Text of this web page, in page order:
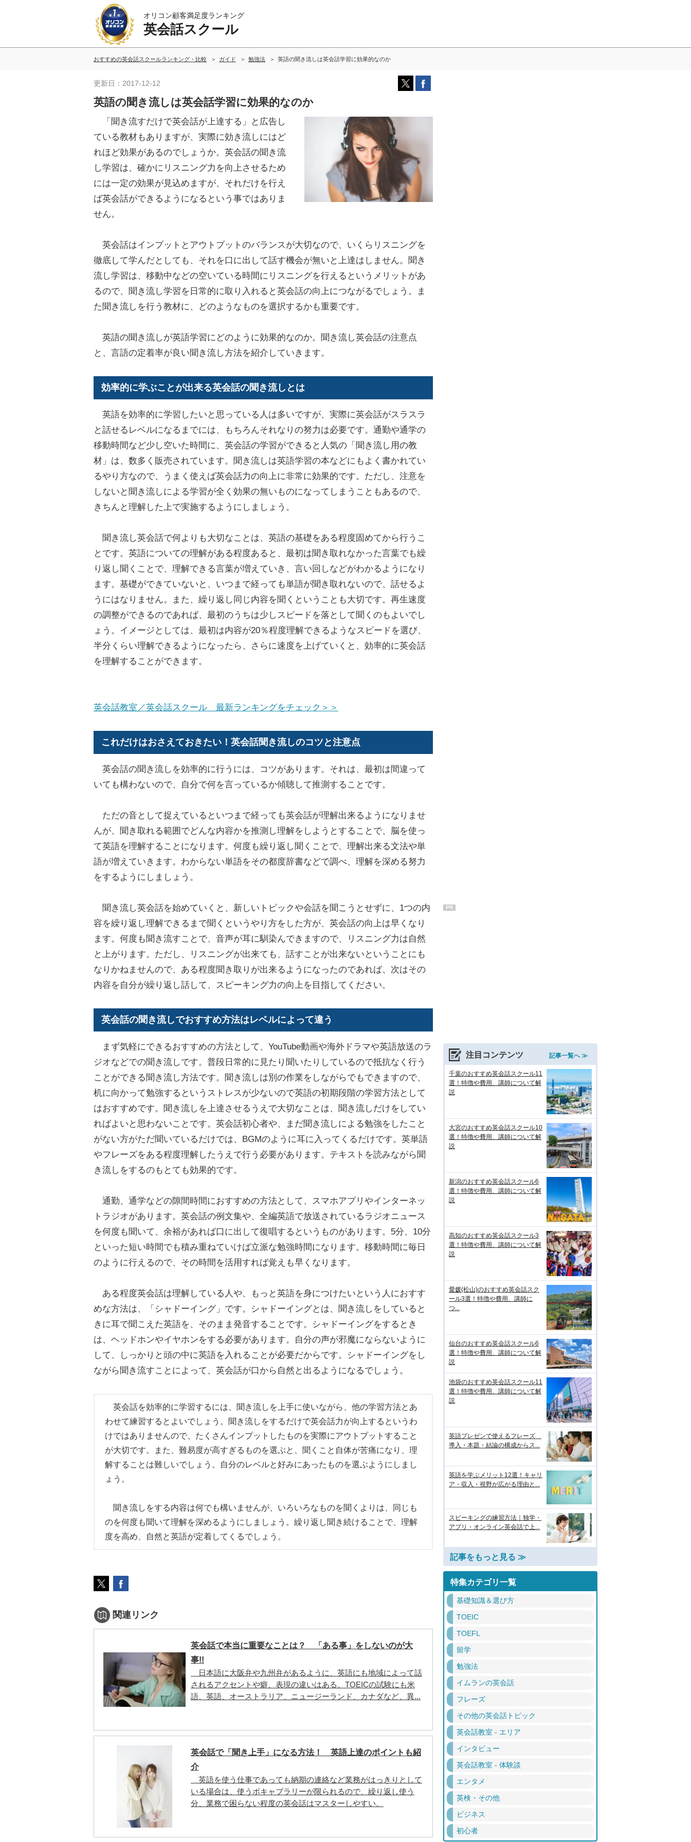
オリコン顧客満足度ランキング
英会話スクール
おすすめの英会話スクールランキング・比較 ガイド 勉強法 英語の聞き流しは英会話学習に効果的なのか
更新日：2017-12-12
英語の聞き流しは英会話学習に効果的なのか
「聞き流すだけで英会話が上達する」と広告し
ている教材もありますが、実際に効き流しにはど
れほど効果があるのでしょうか。英会話の聞き流
し学習は、確かにリスニング力を向上させるため
には一定の効果が見込めますが、それだけを行え
ば英会話ができるようになるという事ではありま
せん。
英会話はインプットとアウトプットのバランスが大切なので、いくらリスニングを
徹底して学んだとしても、それを口に出して話す機会が無いと上達はしません。聞き
流し学習は、移動中などの空いている時間にリスニングを行えるというメリットがあ
るので、聞き流し学習を日常的に取り入れると英会話の向上につながるでしょう。ま
た聞き流しを行う教材に、どのようなものを選択するかも重要です。
英語の聞き流しが英語学習にどのように効果的なのか。聞き流し英会話の注意点
と、言語の定着率が良い聞き流し方法を紹介していきます。
効率的に学ぶことが出来る英会話の聞き流しとは
英語を効率的に学習したいと思っている人は多いですが、実際に英会話がスラスラ
と話せるレベルになるまでには、もちろんそれなりの努力は必要です。通勤や通学の
移動時間など少し空いた時間に、英会話の学習ができると人気の「聞き流し用の教
材」は、数多く販売されています。聞き流しは英語学習の本などにもよく書かれてい
るやり方なので、うまく使えば英会話力の向上に非常に効果的です。ただし、注意を
しないと聞き流しによる学習が全く効果の無いものになってしまうこともあるので、
きちんと理解した上で実施するようにしましょう。
聞き流し英会話で何よりも大切なことは、英語の基礎をある程度固めてから行うこ
とです。英語についての理解がある程度あると、最初は聞き取れなかった言葉でも繰
り返し聞くことで、理解できる言葉が増えていき、言い回しなどがわかるようになり
ます。基礎ができていないと、いつまで経っても単語が聞き取れないので、話せるよ
うにはなりません。また、繰り返し同じ内容を聞くということも大切です。再生速度
の調整ができるのであれば、最初のうちは少しスピードを落として聞くのもよいでし
ょう。イメージとしては、最初は内容が20％程度理解できるようなスピードを選び、
半分くらい理解できるようになったら、さらに速度を上げていくと、効率的に英会話
を理解することができます。
英会話教室／英会話スクール 最新ランキングをチェック＞＞
これだけはおさえておきたい！英会話聞き流しのコツと注意点
英会話の聞き流しを効率的に行うには、コツがあります。それは、最初は間違って
いても構わないので、自分で何を言っているか傾聴して推測することです。
ただの音として捉えているといつまで経っても英会話が理解出来るようになりませ
んが、聞き取れる範囲でどんな内容かを推測し理解をしようとすることで、脳を使っ
て英語を理解することになります。何度も繰り返し聞くことで、理解出来る文法や単
語が増えていきます。わからない単語をその都度辞書などで調べ、理解を深める努力
をするようにしましょう。
聞き流し英会話を始めていくと、新しいトピックや会話を聞こうとせずに、1つの内
容を繰り返し理解できるまで聞くというやり方をした方が、英会話の向上は早くなり
ます。何度も聞き流すことで、音声が耳に馴染んできますので、リスニング力は自然
と上がります。ただし、リスニングが出来ても、話すことが出来ないということにも
なりかねませんので、ある程度聞き取りが出来るようになったのであれば、次はその
内容を自分が繰り返し話して、スピーキング力の向上を目指してください。
英会話の聞き流しでおすすめ方法はレベルによって違う
まず気軽にできるおすすめの方法として、YouTube動画や海外ドラマや英語放送のラ
ジオなどでの聞き流しです。普段日常的に見たり聞いたりしているので抵抗なく行う
ことができる聞き流し方法です。聞き流しは別の作業をしながらでもできますので、
机に向かって勉強するというストレスが少ないので英語の初期段階の学習方法として
はおすすめです。聞き流しを上達させるうえで大切なことは、聞き流しだけをしてい
ればよいと思わないことです。英会話初心者や、まだ聞き流しによる勉強をしたこと
がない方がただ聞いているだけでは、BGMのように耳に入ってくるだけです。英単語
やフレーズをある程度理解したうえで行う必要があります。テキストを読みながら聞
き流しをするのもとても効果的です。
通勤、通学などの隙間時間におすすめの方法として、スマホアプリやインターネッ
トラジオがあります。英会話の例文集や、全編英語で放送されているラジオニュース
を何度も聞いて、余裕があれば口に出して復唱するというものがあります。5分、10分
といった短い時間でも積み重ねていけば立派な勉強時間になります。移動時間に毎日
のように行えるので、その時間を活用すれば覚えも早くなります。
ある程度英会話は理解している人や、もっと英語を身につけたいという人におすす
めな方法は、「シャドーイング」です。シャドーイングとは、聞き流しをしていると
きに耳で聞こえた英語を、そのまま発音することです。シャドーイングをするとき
は、ヘッドホンやイヤホンをする必要があります。自分の声が邪魔にならないように
して、しっかりと頭の中に英語を入れることが必要だからです。シャドーイングをし
ながら聞き流すことによって、英会話が口から自然と出るようになるでしょう。
英会話を効率的に学習するには、聞き流しを上手に使いながら、他の学習方法とあ
わせて練習するとよいでしょう。聞き流しをするだけで英会話力が向上するというわ
けではありませんので、たくさんインプットしたものを実際にアウトプットすること
が大切です。また、難易度が高すぎるものを選ぶと、聞くこと自体が苦痛になり、理
解することは難しいでしょう。自分のレベルと好みにあったものを選ぶようにしまし
ょう。
聞き流しをする内容は何でも構いませんが、いろいろなものを聞くよりは、同じも
のを何度も聞いて理解を深めるようにしましょう。繰り返し聞き続けることで、理解
度を高め、自然と英語が定着してくるでしょう。
関連リンク
英会話で本当に重要なことは？ 「ある事」をしないのが大
事!!
日本語に大阪弁や九州弁があるように、英語にも地域によって話
されるアクセントや癖、表現の違いはある。TOEICの試験にも米
語、英語、オーストラリア、ニュージーランド、カナダなど、異...
英会話で「聞き上手」になる方法！ 英語上達のポイントも紹
介
英語を使う仕事であっても納期の連絡など業務がはっきりとして
いる場合は、使うボキャブラリーが限られるので、繰り返し使う
分、業務で困らない程度の英会話はマスターしやすい。
PR
注目コンテンツ 記事一覧へ ≫
千葉のおすすめ英会話スクール11
選！特徴や費用、講師について解
説
大宮のおすすめ英会話スクール10
選！特徴や費用、講師について解
説
新潟のおすすめ英会話スクール6
選！特徴や費用、講師について解
説
高知のおすすめ英会話スクール3
選！特徴や費用、講師について解
説
愛媛(松山)のおすすめ英会話スク
ール3選！特徴や費用、講師に
つ...
仙台のおすすめ英会話スクール6
選！特徴や費用、講師について解
説
池袋のおすすめ英会話スクール11
選！特徴や費用、講師について解
説
英語プレゼンで使えるフレーズ
導入・本題・結論の構成からス...
英語を学ぶメリット12選！キャリ
ア・収入・視野が広がる理由と...
スピーキングの練習方法｜独学・
アプリ・オンライン英会話で上...
記事をもっと見る ≫
特集カテゴリ一覧
基礎知識＆選び方
TOEIC
TOEFL
留学
勉強法
イムランの英会話
フレーズ
その他の英会話トピック
英会話教室 - エリア
インタビュー
英会話教室 - 体験談
エンタメ
英検・その他
ビジネス
初心者